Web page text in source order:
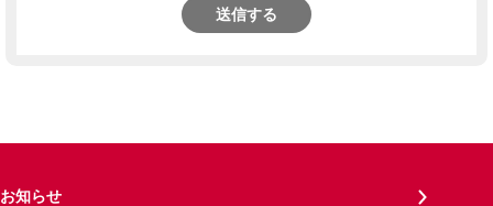
送信する
お知らせ